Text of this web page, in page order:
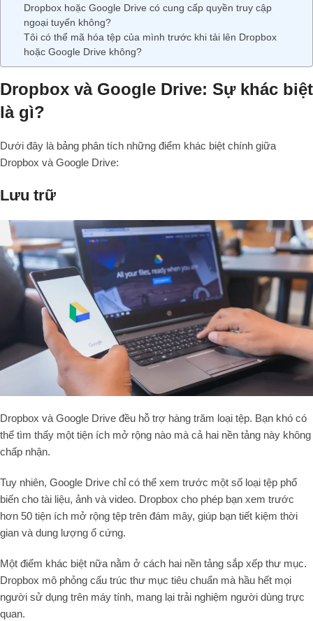
Dropbox hoặc Google Drive có cung cấp quyền truy cập
ngoại tuyến không?
Tôi có thể mã hóa tệp của mình trước khi tải lên Dropbox
hoặc Google Drive không?
Dropbox và Google Drive: Sự khác biệt
là gì?
Dưới đây là bảng phân tích những điểm khác biệt chính giữa
Dropbox và Google Drive:
Lưu trữ
Dropbox và Google Drive đều hỗ trợ hàng trăm loại tệp. Bạn khó có
thể tìm thấy một tiện ích mở rộng nào mà cả hai nền tảng này không
chấp nhận.
Tuy nhiên, Google Drive chỉ có thể xem trước một số loại tệp phổ
biến cho tài liệu, ảnh và video. Dropbox cho phép bạn xem trước
hơn 50 tiện ích mở rộng tệp trên đám mây, giúp bạn tiết kiệm thời
gian và dung lượng ổ cứng.
Một điểm khác biệt nữa nằm ở cách hai nền tảng sắp xếp thư mục.
Dropbox mô phỏng cấu trúc thư mục tiêu chuẩn mà hầu hết mọi
người sử dụng trên máy tính, mang lại trải nghiệm người dùng trực
quan.